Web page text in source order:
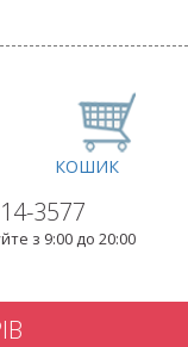
3577
з 9:00 до 20:00
КОШИК